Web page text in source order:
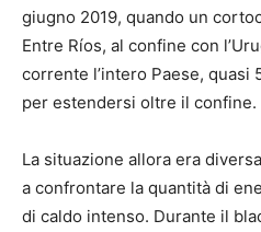
giugno 2019, quando un
Entre Ríos, al confine con
corrente l’intero Paese,
per estendersi oltre il confine.
La situazione allora era
a confrontare la quantità di
di caldo intenso. Durante il